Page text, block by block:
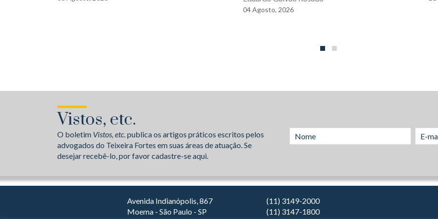
04Agosto, 2026
Vistos, etc.
O boletim Vistos, etc.publica os artigos práticos escritos pelos
advogados do Teixeira Fortes em suas áreas de atuação. Se
desejar recebê-lo, por favor cadastre-se aqui.
Avenida Indianópolis, 867
Moema - São Paulo - SP
(11) 3149-2000
(11) 3147-1800